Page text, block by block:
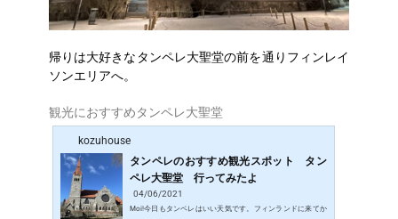
帰りは大好きなタンペレ大聖堂の前を通りフィンレイ
ソンエリアへ。
観光におすすめタンペレ大聖堂
kozuhouse
タンペレのおすすめ観光スポット タン
ペレ大聖堂 行ってみたよ
04/06/2021
Moi!今日もタンペレはいい天気です。フィンランドに来てか